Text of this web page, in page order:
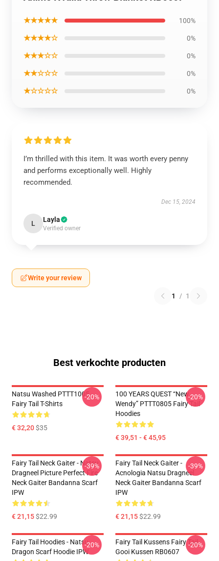
★★★★★ 100%
★★★★☆ 0%
★★★☆☆ 0%
★★☆☆☆ 0%
★☆☆☆☆ 0%
I’m thrilled with this item. It was worth every penny
and performs exceptionally well. Highly
recommended.
Dec 15, 2024
L Layla
Verified owner
Write your review
1 / 1
Best verkochte producten
Natsu Washed PTTT1005
Fairy Tail T-Shirts
€ 32,20$35
-20%
100 YEARS QUEST “New
Wendy” PTTT0805 Fairy Tail
Hoodies
€ 39,51 - € 45,95
-20%
Fairy Tail Neck Gaiter - Natsu
Dragneel Picture Perfect Fire
Neck Gaiter Bandanna Scarf
IPW
€ 21,15$22.99
-39%
Fairy Tail Neck Gaiter -
Acnologia Natsu Dragneel
Neck Gaiter Bandanna Scarf
IPW
€ 21,15$22.99
-39%
Fairy Tail Hoodies - Natsu
Dragon Scarf Hoodie IPW
-20%
Fairy Tail Kussens Fairy Tail
Gooi Kussen RB0607
-20%